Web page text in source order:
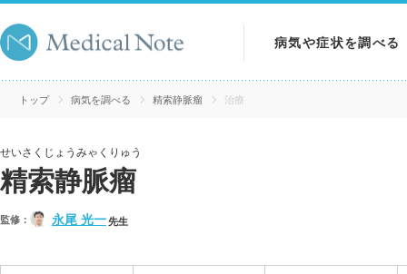
病気や症状を調べる
病気を調べる
トップ 病気を調べる 精索静脈瘤 治療
せいさくじょうみゃくりゅう
精索静脈瘤
監修： 永尾 光一先生